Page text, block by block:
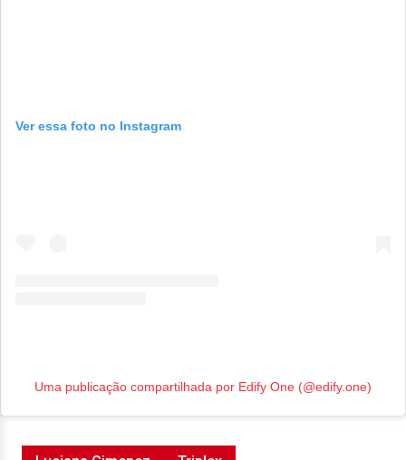
Ver essa foto no Instagram
Uma publicação compartilhada por Edify One (@edify.one)